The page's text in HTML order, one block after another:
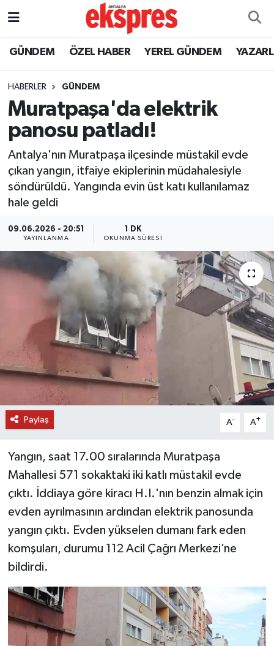
GÜNDEM ÖZEL HABER YEREL GÜNDEM
HABERLER GÜNDEM
Muratpaşa'da elektrik
panosu patladı!
Antalya'nın Muratpaşa ilçesinde müstakil evde
çıkan yangın, itfaiye ekiplerinin müdahalesiyle
söndürüldü. Yangında evin üst katı kullanılamaz
hale geldi
09.06.2026 - 20:51
YAYINLANMA
1 DK
OKUNMA SÜRESI
Paylaş A- A+
Yangın, saat 17.00 sıralarında Muratpaşa
Mahallesi 571 sokaktaki iki katlı müstakil evde
çıktı. İddiaya göre kiracı H.I.'nın benzin almak için
evden ayrılmasının ardından elektrik panosunda
yangın çıktı. Evden yükselen dumanı fark eden
komşuları, durumu 112 Acil Çağrı Merkezi’ne
bildirdi.
ÖZEL HABER
YEREL GÜNDEM
EKONOMİ
KÜLTÜR - SANAT
SPOR
SİYASET
SAĞLIK
DÜNYA
EĞİTİM
TURİZM
RÖPORTAJ
VİDEO HABERLER
YAZARLAR
MAGAZİN
Nöbetçi Eczaneler
Trafik Durumu
Süper Lig Puan Durumu ve Fikstür
Tüm Manşetler
Son Dakika Haberleri
Haber Arşivi